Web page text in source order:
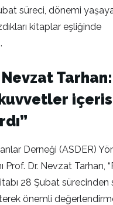
süreci, dönemi
kitaplar eşliğinde
Tarhan:
Derneği (ASDER)
Prof. Dr. Nevzat Tarhan,
28 Şubat sürecinden
önemli